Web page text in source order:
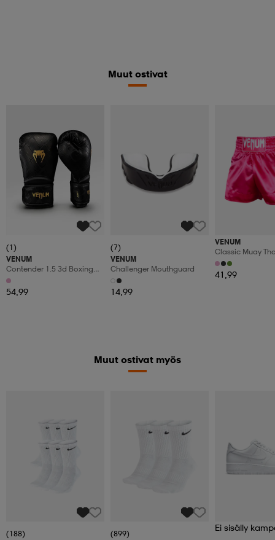
Muut ostivat
(1)
VENUM
Contender 1.5 3d Boxing
Gloves
54,99
(7)
VENUM
Challenger Mouthguard
14,99
VENUM
Classic Muay
41,99
Muut ostivat myös
(188)
(899)
Ei sisälly